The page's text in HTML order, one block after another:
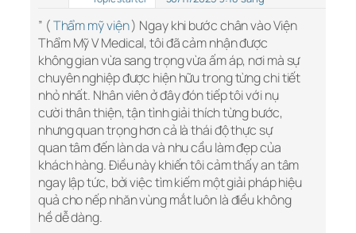
” (Thẩm mỹ viện) Ngay khi bước chân vào Viện
Thẩm Mỹ V Medical, tôi đã cảm nhận được
không gian vừa sang trọng vừa ấm áp, nơi mà sự
chuyên nghiệp được hiện hữu trong từng chi tiết
nhỏ nhất. Nhân viên ở đây đón tiếp tôi với nụ
cười thân thiện, tận tình giải thích từng bước,
nhưng quan trọng hơn cả là thái độ thực sự
quan tâm đến làn da và nhu cầu làm đẹp của
khách hàng. Điều này khiến tôi cảm thấy an tâm
ngay lập tức, bởi việc tìm kiếm một giải pháp hiệu
quả cho nếp nhăn vùng mắt luôn là điều không
hề dễ dàng.